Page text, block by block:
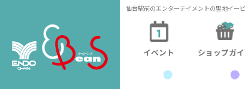
仙台駅前のエンターテイメントの聖地イー
イベント ショップガ